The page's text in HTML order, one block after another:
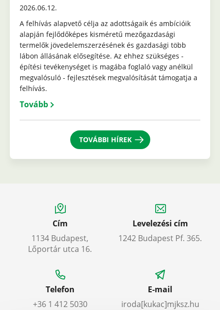
2026.06.12.
A felhívás alapvető célja az adottságaik és ambícióik
alapján fejlődőképes kisméretű mezőgazdasági
termelők jövedelemszerzésének és gazdasági több
lábon állásának elősegítése. Az ehhez szükséges -
építési tevékenységet is magába foglaló vagy anélkül
megvalósuló - fejlesztések megvalósítását támogatja a
felhívás.
Tovább
TOVÁBBI HÍREK
Cím
1134 Budapest,
Lőportár utca 16.
Levelezési cím
1242 Budapest Pf. 365.
Telefon
+36 1 412 5030
E-mail
iroda[kukac]mjksz.hu